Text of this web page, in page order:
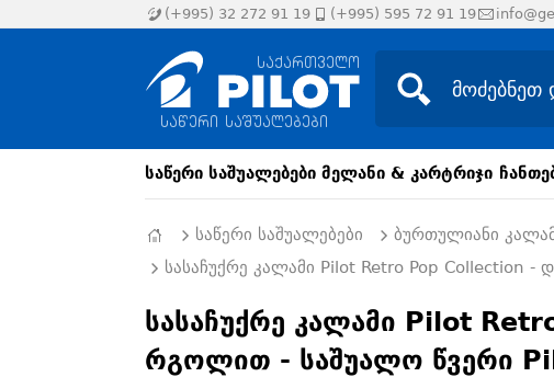
(+995) 32 272 91 19 (+995) 595 72 91 19
საწერი საშუალებები მელანი & კარტრიჯი
საწერი საშუალებები ბურთულიანი
სასაჩუქრე კალამი Pilot Retro Pop
სასაჩუქრე კალამი Pilot
რგოლით - საშუალო წვერი